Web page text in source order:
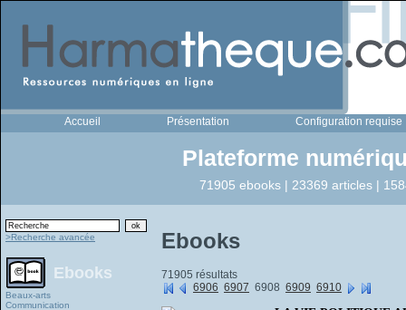
Accueil Présentation Configuration requise
Plateforme
71905 ebooks | 23369 articles |
>Recherche avancée
Ebooks
Beaux-arts
Communication
Ebooks
71905 résultats
6906 6907 6908 6909 6910